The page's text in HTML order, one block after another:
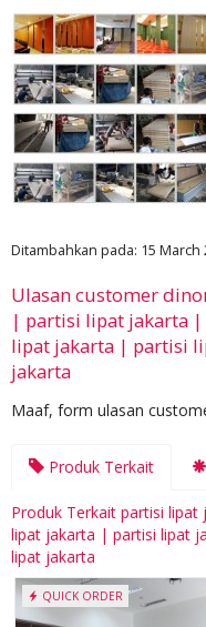
Ditambahkan pada: 15 March
Ulasan customer
| partisi lipat jakarta
lipat jakarta | partisi
jakarta
Maaf, form ulasan
Produk Terkait
Produk Terkait partisi
lipat jakarta | partisi lipat
lipat jakarta
QUICK ORDER